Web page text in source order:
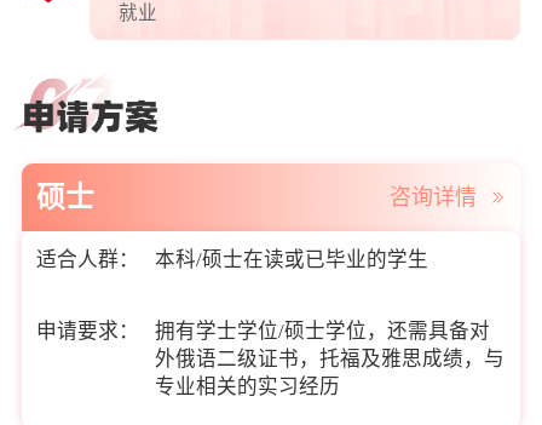
就业
硕士 咨询详情
适合人群： 本科/硕士在读或已毕业的学生
申请要求：
拥有学士学位/硕士学位，还需具备对
外俄语二级证书，托福及雅思成绩，与
专业相关的实习经历